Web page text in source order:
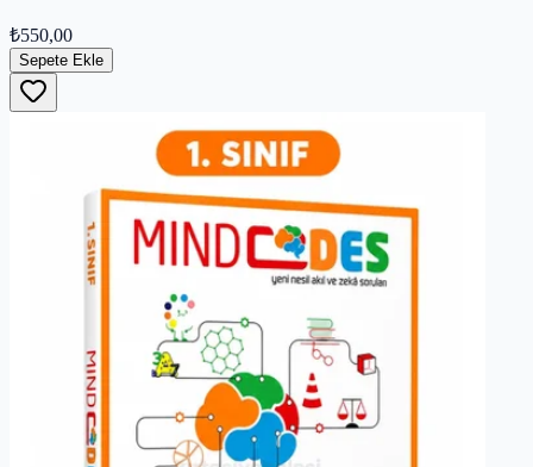
₺550,00
Sepete Ekle